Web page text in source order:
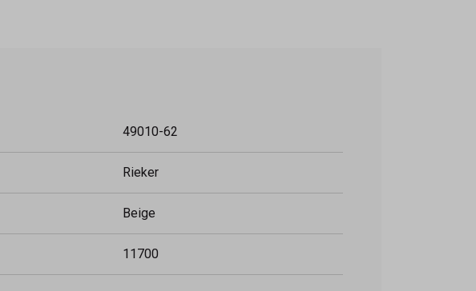
49010-62
Rieker
Beige
11700